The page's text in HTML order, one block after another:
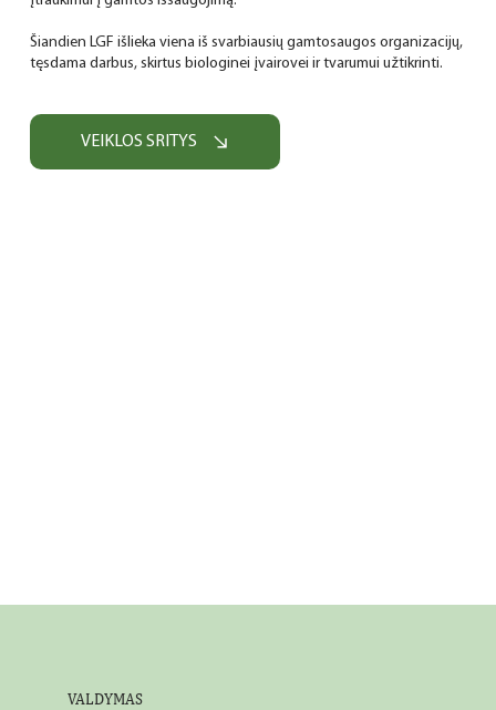
Šiandien LGF išlieka viena iš svarbiausių gamtosaugos organizacijų,
tęsdama darbus, skirtus biologinei įvairovei ir tvarumui užtikrinti.
VEIKLOS SRITYS
VALDYMAS